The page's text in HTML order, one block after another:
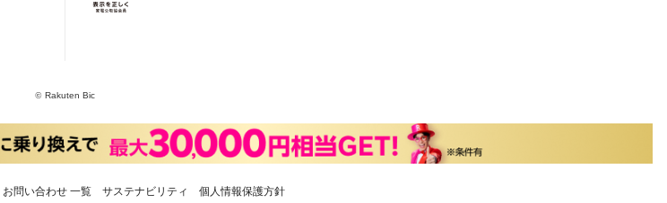
©Rakuten Bic
お問い合わせ 一覧 サステナビリティ 個人情報保護方針